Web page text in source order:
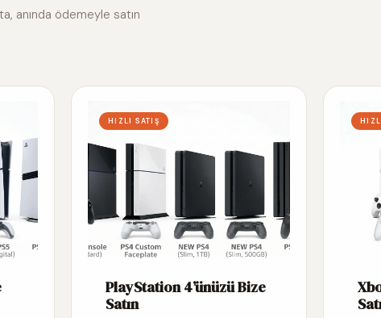
anında ödemeyle satın
HIZLI SATIŞ
PlayStation 4’ünüzü Bize
Satın